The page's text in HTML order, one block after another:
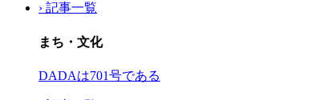
› 記事一覧
まち・文化
DADAは701号である